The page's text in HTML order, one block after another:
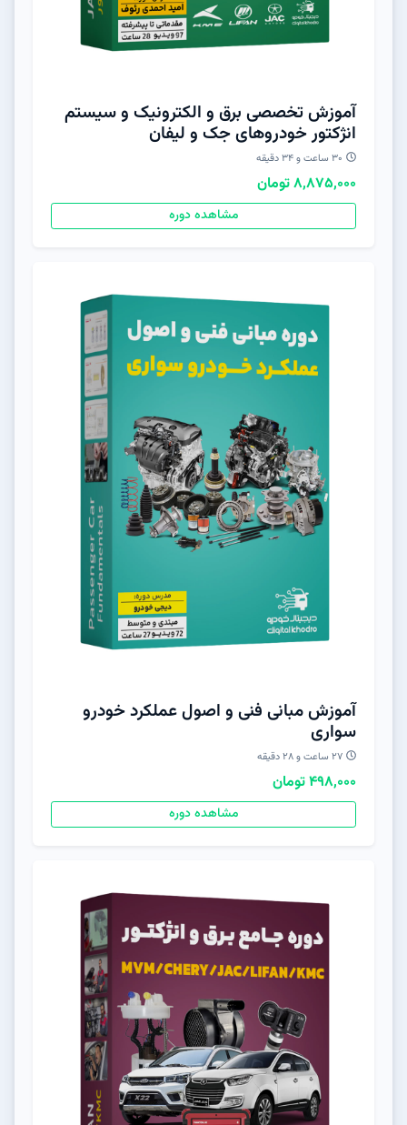
آموزش تخصصی برق و الکترونیک و سیستم
انژکتور خودروهای جک و لیفان
30 ساعت و 34 دقیقه
8,875,000 تومان
مشاهده دوره
آموزش مبانی فنی و اصول عملکرد خودرو
سواری
۲۷ ساعت و ۲۸ دقیقه
498,000 تومان
مشاهده دوره